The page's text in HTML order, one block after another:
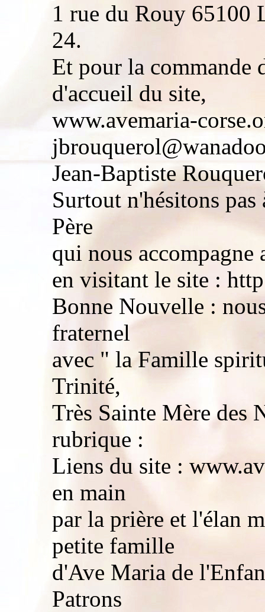
1 rue du Rouy 65100
24.
Et pour la commande
d'accueil du site,
www.avemaria-
Jean-Baptiste
Surtout n'hésitons
Père
qui nous accompagne
en visitant le site :
Bonne Nouvelle :
fraternel
avec " la Famille
Trinité,
Très Sainte Mère des
rubrique :
Liens du site :
en main
par la prière et l'élan
petite famille
d'Ave Maria de
Patrons